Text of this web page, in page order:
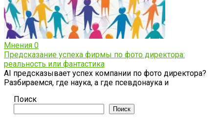
Мнения 0
Предсказание успеха фирмы по фото директора:
реальность или фантастика
AI предсказывает успех компании по фото директора?
Разбираемся, где наука, а где псевдонаука и
Поиск
Поиск